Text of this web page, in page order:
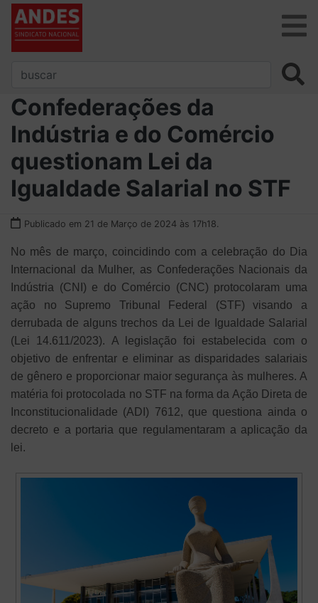
Confederações da
Indústria e do Comércio
questionam Lei da
Igualdade Salarial no STF
Publicado em 21 de Março de 2024 às 17h18.
No mês de março, coincidindo com a celebração do Dia
Internacional da Mulher, as Confederações Nacionais da
Indústria (CNI) e do Comércio (CNC) protocolaram uma
ação no Supremo Tribunal Federal (STF) visando a
derrubada de alguns trechos da Lei de Igualdade Salarial
(Lei 14.611/2023). A legislação foi estabelecida com o
objetivo de enfrentar e eliminar as disparidades salariais
de gênero e proporcionar maior segurança às mulheres. A
matéria foi protocolada no STF na forma da Ação Direta de
Inconstitucionalidade (ADI) 7612, que questiona ainda o
decreto e a portaria que regulamentaram a aplicação da
lei.